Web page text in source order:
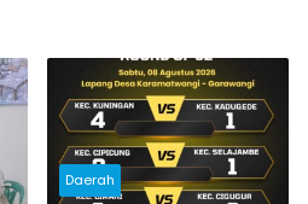
Daerah